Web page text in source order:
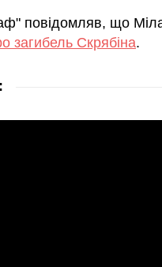
повідомляв, що Міла
загибель Скрябіна.